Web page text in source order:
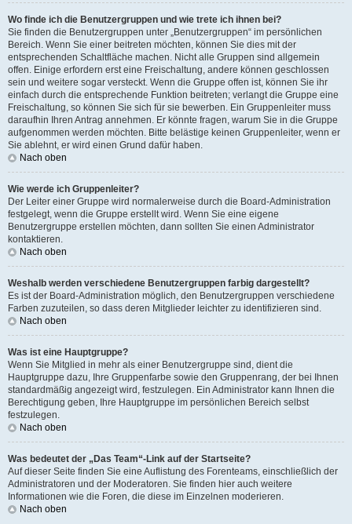
Wo finde ich die Benutzergruppen und wie trete ich ihnen bei?
Sie finden die Benutzergruppen unter „Benutzergruppen“ im persönlichen
Bereich. Wenn Sie einer beitreten möchten, können Sie dies mit der
entsprechenden Schaltfläche machen. Nicht alle Gruppen sind allgemein
offen. Einige erfordern erst eine Freischaltung, andere können geschlossen
sein und weitere sogar versteckt. Wenn die Gruppe offen ist, können Sie ihr
einfach durch die entsprechende Funktion beitreten; verlangt die Gruppe eine
Freischaltung, so können Sie sich für sie bewerben. Ein Gruppenleiter muss
daraufhin Ihren Antrag annehmen. Er könnte fragen, warum Sie in die Gruppe
aufgenommen werden möchten. Bitte belästige keinen Gruppenleiter, wenn er
Sie ablehnt, er wird einen Grund dafür haben.
Nach oben
Wie werde ich Gruppenleiter?
Der Leiter einer Gruppe wird normalerweise durch die Board-Administration
festgelegt, wenn die Gruppe erstellt wird. Wenn Sie eine eigene
Benutzergruppe erstellen möchten, dann sollten Sie einen Administrator
kontaktieren.
Nach oben
Weshalb werden verschiedene Benutzergruppen farbig dargestellt?
Es ist der Board-Administration möglich, den Benutzergruppen verschiedene
Farben zuzuteilen, so dass deren Mitglieder leichter zu identifizieren sind.
Nach oben
Was ist eine Hauptgruppe?
Wenn Sie Mitglied in mehr als einer Benutzergruppe sind, dient die
Hauptgruppe dazu, Ihre Gruppenfarbe sowie den Gruppenrang, der bei Ihnen
standardmäßig angezeigt wird, festzulegen. Ein Administrator kann Ihnen die
Berechtigung geben, Ihre Hauptgruppe im persönlichen Bereich selbst
festzulegen.
Nach oben
Was bedeutet der „Das Team“-Link auf der Startseite?
Auf dieser Seite finden Sie eine Auflistung des Forenteams, einschließlich der
Administratoren und der Moderatoren. Sie finden hier auch weitere
Informationen wie die Foren, die diese im Einzelnen moderieren.
Nach oben